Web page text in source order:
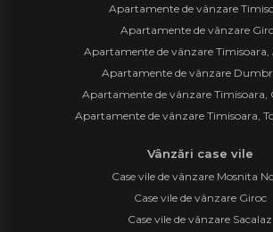
Apartamente de vânzare
Apartamente de vânzare
Apartamente de vânzare Timisoara,
Apartamente de vânzare
Apartamente de vânzare Timisoara,
Apartamente de vânzare Timisoara,
Vânzări case vile
Case vile de vânzare Mosnita
Case vile de vânzare Giroc
Case vile de vânzare Sacalaz